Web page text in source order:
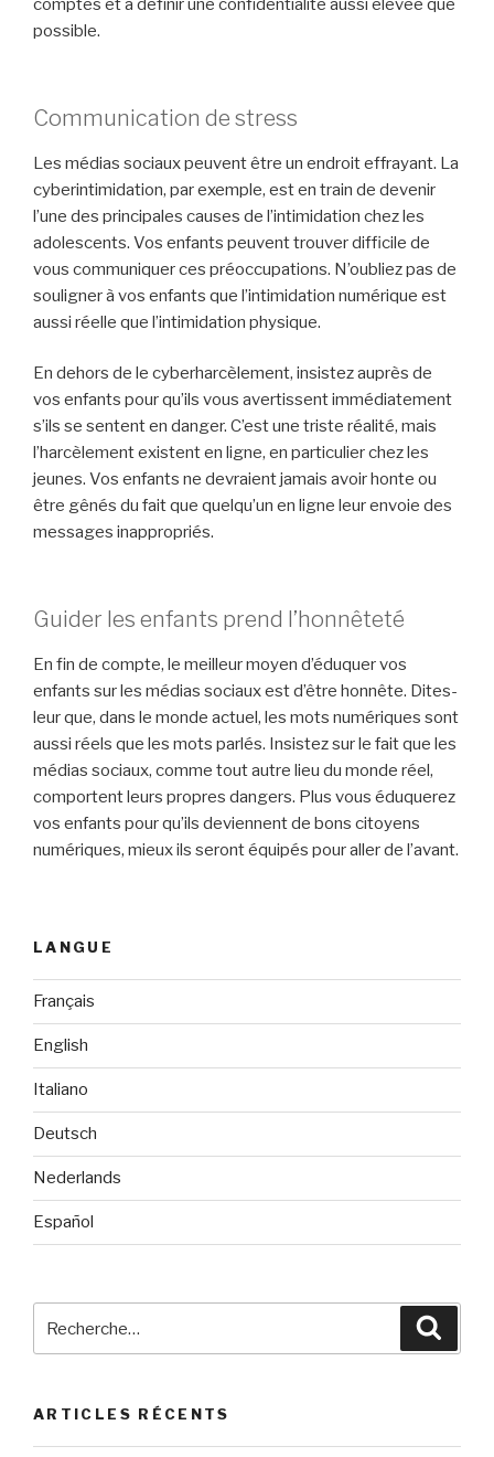
comptes et à définir une confidentialité aussi élevée que
possible.
Communication de stress
Les médias sociaux peuvent être un endroit effrayant. La
cyberintimidation, par exemple, est en train de devenir
l’une des principales causes de l’intimidation chez les
adolescents. Vos enfants peuvent trouver difficile de
vous communiquer ces préoccupations. N’oubliez pas de
souligner à vos enfants que l’intimidation numérique est
aussi réelle que l’intimidation physique.
En dehors de le cyberharcèlement, insistez auprès de
vos enfants pour qu’ils vous avertissent immédiatement
s’ils se sentent en danger. C’est une triste réalité, mais
l’harcèlement existent en ligne, en particulier chez les
jeunes. Vos enfants ne devraient jamais avoir honte ou
être gênés du fait que quelqu’un en ligne leur envoie des
messages inappropriés.
Guider les enfants prend l’honnêteté
En fin de compte, le meilleur moyen d’éduquer vos
enfants sur les médias sociaux est d’être honnête. Dites-
leur que, dans le monde actuel, les mots numériques sont
aussi réels que les mots parlés. Insistez sur le fait que les
médias sociaux, comme tout autre lieu du monde réel,
comportent leurs propres dangers. Plus vous éduquerez
vos enfants pour qu’ils deviennent de bons citoyens
numériques, mieux ils seront équipés pour aller de l’avant.
LANGUE
Français
English
Italiano
Deutsch
Nederlands
Español
ARTICLES RÉCENTS